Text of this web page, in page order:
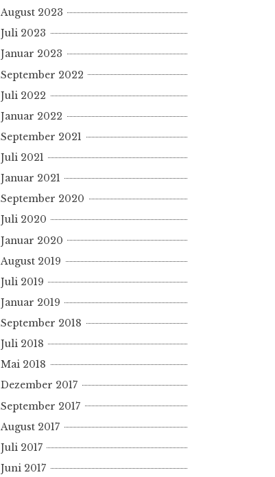
August 2023
Juli 2023
Januar 2023
September 2022
Juli 2022
Januar 2022
September 2021
Juli 2021
Januar 2021
September 2020
Juli 2020
Januar 2020
August 2019
Juli 2019
Januar 2019
September 2018
Juli 2018
Mai 2018
Dezember 2017
September 2017
August 2017
Juli 2017
Juni 2017